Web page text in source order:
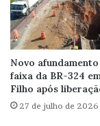
Novo
faixa da BR-324
Filho após
27 de julho de 2026